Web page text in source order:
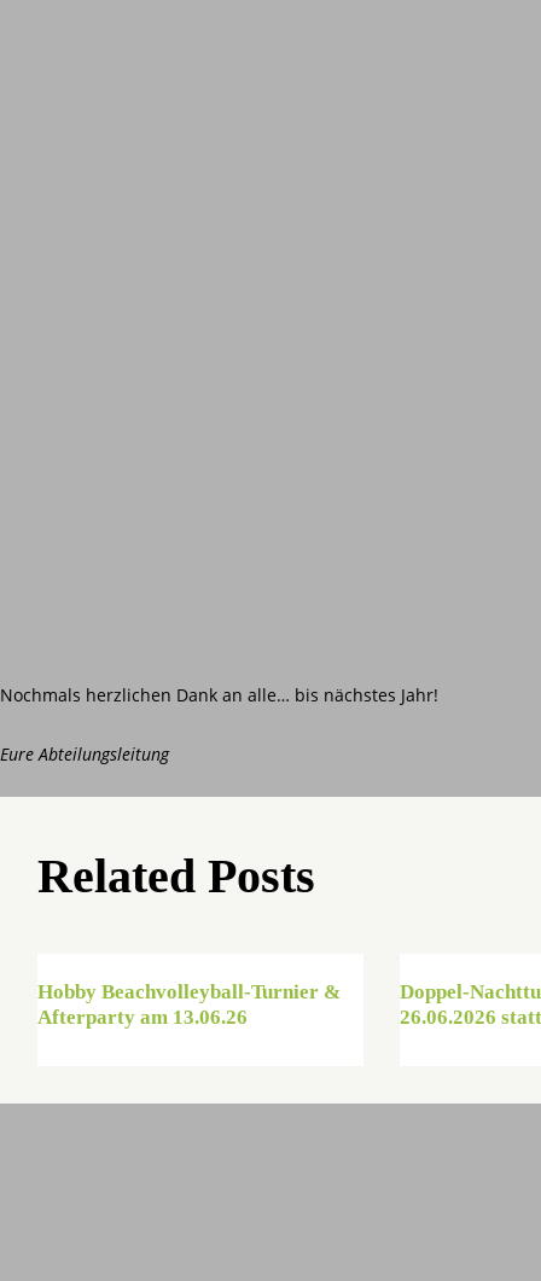
Nochmals herzlichen Dank an alle… bis nächstes Jahr!
Eure Abteilungsleitung
Related Posts
Hobby Beachvolleyball-Turnier &
Afterparty am 13.06.26
Doppel-
26.06.2026